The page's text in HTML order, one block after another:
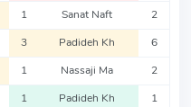
1 Sanat Naft 2
3 Padideh Kh 6
1 Nassaji Ma 2
1 Padideh Kh 1